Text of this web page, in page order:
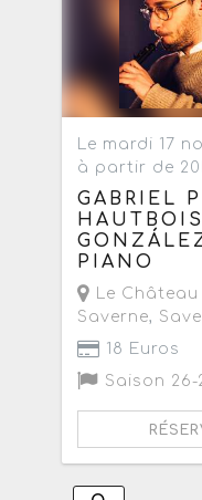
Le mardi 17
à partir de
GABRIEL
PIANO
Le
Saverne,
18 Euros
Saison 26-